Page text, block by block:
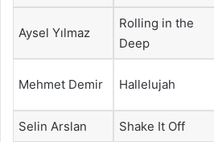
Aysel Yılmaz
Rolling in the
Deep
Mehmet Demir Hallelujah
Selin Arslan Shake It Off